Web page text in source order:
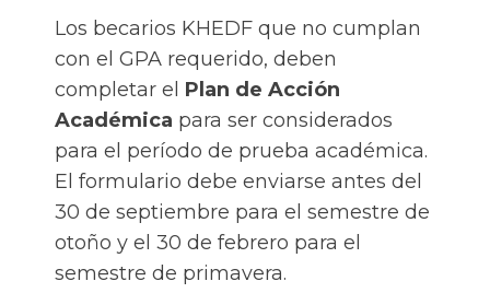
Los becarios KHEDF que no cumplan
con el GPA requerido, deben
completar el Plan de Acción
Académica para ser considerados
para el período de prueba académica.
El formulario debe enviarse antes del
30 de septiembre para el semestre de
otoño y el 30 de febrero para el
semestre de primavera.